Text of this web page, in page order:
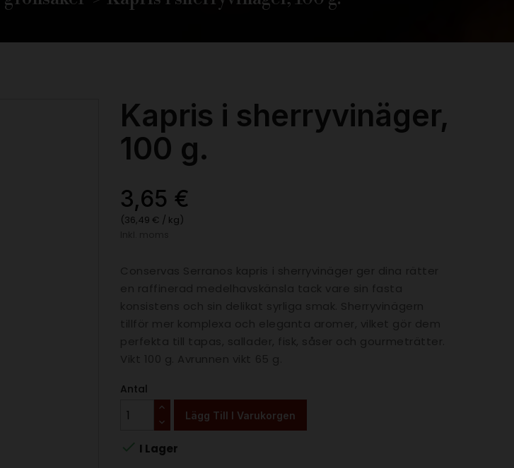
Kapris i sherryvinäger,
100 g.
3,65 €
(36,49 € / kg)
Antal
Lägg Till I Varukorgen
 I Lager